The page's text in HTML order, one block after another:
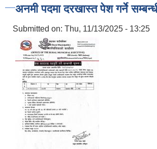
अनमी पदमा दरखास्त पेश गर्ने
Submitted on: Thu, 11/13/2025 - 13:25